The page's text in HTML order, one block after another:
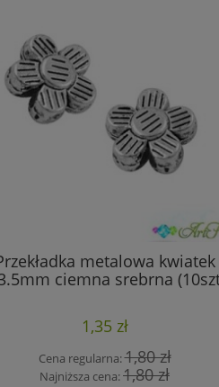
metalowa kwiatek
ciemna srebrna
1,35 zł
Cena regularna:1,80 zł
Najniższa cena:1,80 zł